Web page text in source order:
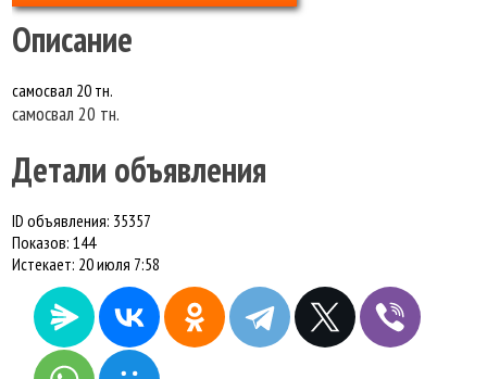
Описание
самосвал 20 тн.
самосвал 20 тн.
Детали объявления
ID объявления: 35357
Показов: 144
Истекает: 20 июля 7:58